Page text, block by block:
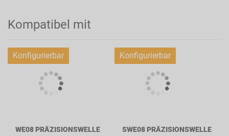
Kompatibel mit
Konfigurierbar
WE08 PRÄZISIONSWELLE
Konfigurierbar
SWE08 PRÄZISIONSWELLE